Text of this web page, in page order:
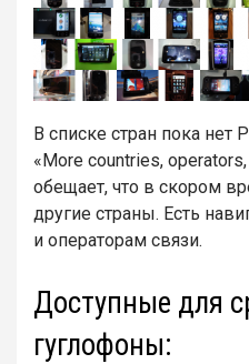
В списке стран пока нет
«More countries,
обещает, что в скором
другие страны. Есть
и операторам связи.
Доступные для
гуглофоны: